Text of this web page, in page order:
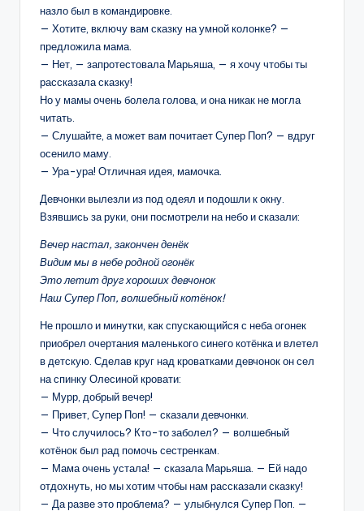
назло был в командировке.
— Хотите, включу вам сказку на умной колонке? —
предложила мама.
— Нет, — запротестовала Марьяша, — я хочу чтобы ты
рассказала сказку!
Но у мамы очень болела голова, и она никак не могла
читать.
— Слушайте, а может вам почитает Супер Поп? — вдруг
осенило маму.
— Ура-ура! Отличная идея, мамочка.
Девчонки вылезли из под одеял и подошли к окну.
Взявшись за руки, они посмотрели на небо и сказали:
Вечер настал, закончен денёк
Видим мы в небе родной огонёк
Это летит друг хороших девчонок
Наш Супер Поп, волшебный котёнок!
Не прошло и минутки, как спускающийся с неба огонек
приобрел очертания маленького синего котёнка и влетел
в детскую. Сделав круг над кроватками девчонок он сел
на спинку Олесиной кровати:
— Мурр, добрый вечер!
— Привет, Супер Поп! — сказали девчонки.
— Что случилось? Кто-то заболел? — волшебный
котёнок был рад помочь сестренкам.
— Мама очень устала! — сказала Марьяша. — Ей надо
отдохнуть, но мы хотим чтобы нам рассказали сказку!
— Да разве это проблема? — улыбнулся Супер Поп. —